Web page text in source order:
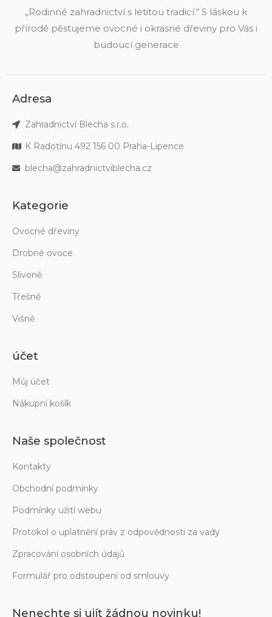
„Rodinné zahradnictví s letitou tradicí.“ S láskou k
přírodě pěstujeme ovocné i okrasné dřeviny pro Vás i
budoucí generace
Adresa
Zahradnictví Blecha s.r.o.
K Radotínu 492 156 00 Praha-Lipence
blecha@zahradnictviblecha.cz
Kategorie
Ovocné dřeviny
Drobné ovoce
Slivoně
Třešně
Višně
účet
Můj účet
Nákupní košík
Naše společnost
Kontakty
Obchodní podmínky
Podmínky užití webu
Protokol o uplatnění práv z odpovědnosti za vady
Zpracování osobních údajů
Formulář pro odstoupení od smlouvy
Nenechte si ujít žádnou novinku!